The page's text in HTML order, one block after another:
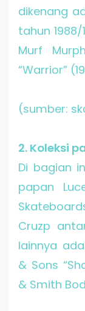
dikenang
tahun 1988/
Murf
“Warrior”
(sumber:
2. Koleksi
Di bagian
papan
Cruzp
lainnya
& Sons
& Smith